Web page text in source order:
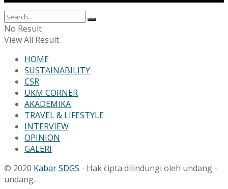
No Result
View All Result
HOME
SUSTAINABILITY
CSR
UKM CORNER
AKADEMIKA
TRAVEL & LIFESTYLE
INTERVIEW
OPINION
GALERI
© 2020 Kabar SDGS - Hak cipta dilindungi oleh undang -
undang.